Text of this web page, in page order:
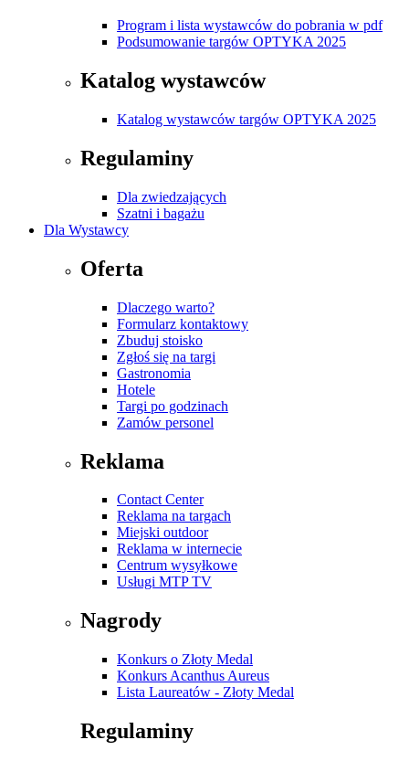
Program i lista wystawców do pobrania w pdf
Podsumowanie targów OPTYKA 2025
Katalog wystawców
Katalog wystawców targów OPTYKA 2025
Regulaminy
Dla zwiedzających
Szatni i bagażu
Dla Wystawcy
Oferta
Dlaczego warto?
Formularz kontaktowy
Zbuduj stoisko
Zgłoś się na targi
Gastronomia
Hotele
Targi po godzinach
Zamów personel
Reklama
Contact Center
Reklama na targach
Miejski outdoor
Reklama w internecie
Centrum wysyłkowe
Usługi MTP TV
Nagrody
Konkurs o Złoty Medal
Konkurs Acanthus Aureus
Lista Laureatów - Złoty Medal
Regulaminy